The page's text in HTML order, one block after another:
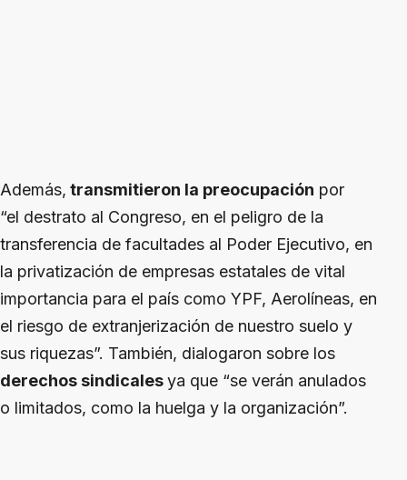
Además, transmitieron la preocupación por
“el destrato al Congreso, en el peligro de la
transferencia de facultades al Poder Ejecutivo, en
la privatización de empresas estatales de vital
importancia para el país como YPF, Aerolíneas, en
el riesgo de extranjerización de nuestro suelo y
sus riquezas”. También, dialogaron sobre los
derechos sindicalesya que “se verán anulados
o limitados, como la huelga y la organización”.